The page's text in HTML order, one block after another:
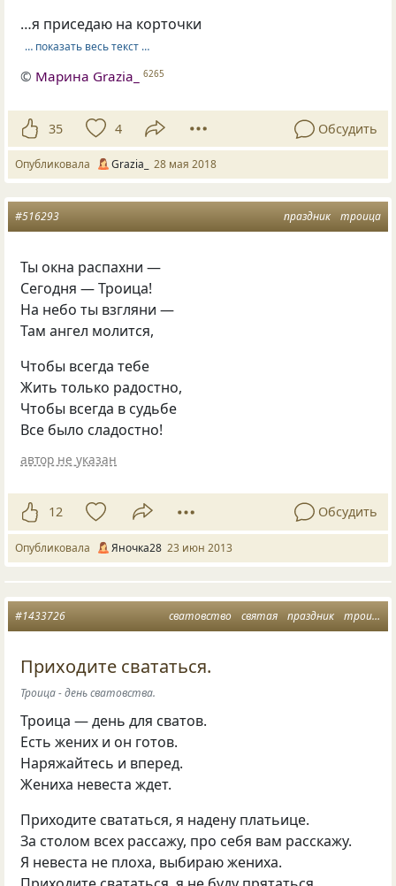
…я приседаю на корточки
… показать весь текст …
© Марина Grazia_ 6265
35 4 Обсудить
Опубликовала Grazia_ 28 мая 2018
праздник троица
#516293
Ты окна распахни —
Сегодня — Троица!
На небо ты взгляни —
Там ангел молится,
Чтобы всегда тебе
Жить только радостно,
Чтобы всегда в судьбе
Все было сладостно!
автор не указан
12 Обсудить
Опубликовала Яночка28 23 июн 2013
сватовство святая праздник троица
#1433726
Приходите свататься.
Троица - день сватовства.
Троица — день для сватов.
Есть жених и он готов.
Наряжайтесь и вперед.
Жениха невеста ждет.
Приходите свататься, я надену платьице.
За столом всех рассажу, про себя вам расскажу.
Я невеста не плоха, выбираю жениха.